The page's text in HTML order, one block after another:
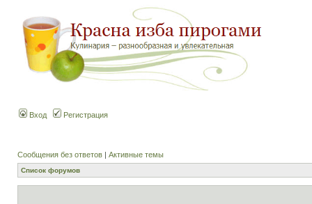
Вход Регистрация
Сообщения без ответов | Активные темы
Список форумов